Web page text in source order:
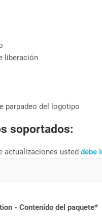
liberación
parpadeo del logotipo
soportados:
actualizaciones usted debe
- Contenido del paquete*